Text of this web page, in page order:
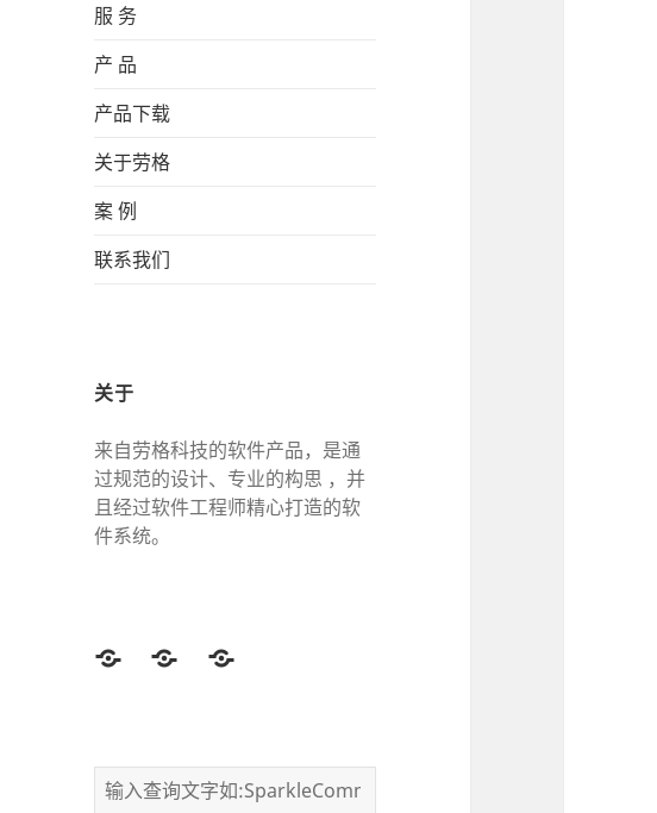
服 务
产 品
产品下载
关于劳格
案 例
联系我们
关于
来自劳格科技的软件产品，是通
过规范的设计、专业的构思 ，并
且经过软件工程师精心打造的软
件系统。
TwitterFacebookGoogle